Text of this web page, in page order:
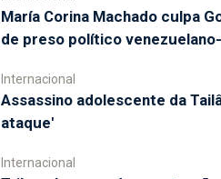
María Corina Machado culpa
de preso político
Internacional
Assassino adolescente da
ataque'
Internacional